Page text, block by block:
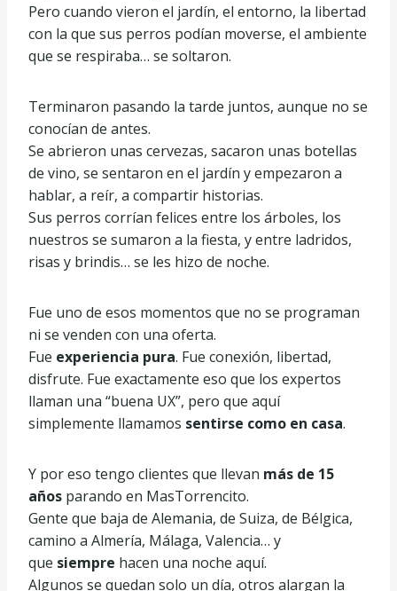
Pero cuando vieron el jardín, el entorno, la libertad
con la que sus perros podían moverse, el ambiente
que se respiraba… se soltaron.
Terminaron pasando la tarde juntos, aunque no se
conocían de antes.
Se abrieron unas cervezas, sacaron unas botellas
de vino, se sentaron en el jardín y empezaron a
hablar, a reír, a compartir historias.
Sus perros corrían felices entre los árboles, los
nuestros se sumaron a la fiesta, y entre ladridos,
risas y brindis… se les hizo de noche.
Fue uno de esos momentos que no se programan
ni se venden con una oferta.
Fue experiencia pura. Fue conexión, libertad,
disfrute. Fue exactamente eso que los expertos
llaman una “buena UX”, pero que aquí
simplemente llamamos sentirse como en casa.
Y por eso tengo clientes que llevan más de 15
años parando en MasTorrencito.
Gente que baja de Alemania, de Suiza, de Bélgica,
camino a Almería, Málaga, Valencia… y
que siempre hacen una noche aquí.
Algunos se quedan solo un día, otros alargan la